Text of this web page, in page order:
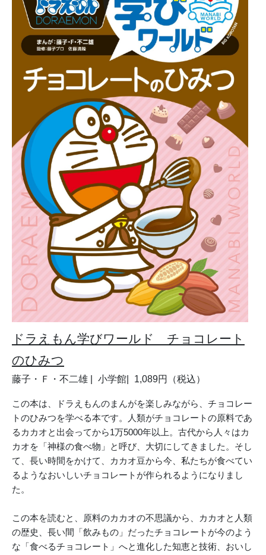
ドラえもん学びワールド チョコレート
のひみつ
藤子・Ｆ・不二雄 小学館 1,089円（税込）
この本は、ドラえもんのまんがを楽しみながら、チョコレー
トのひみつを学べる本です。
人類がチョコレートの原料であ
るカカオと出会ってから1万5000年以上。古代から人々はカ
カオを「神様の食べ物」と呼び、大切にしてきました。そし
て、長い時間をかけて、カカオ豆から今、私たちが食べてい
るようなおいしいチョコレートが作られるようになりまし
た。
この本を読むと、原料のカカオの不思議から、カカオと人類
の歴史、長い間「飲みもの」だったチョコレートが今のよう
な「食べるチョコレート」へと進化した知恵と技術、おいし